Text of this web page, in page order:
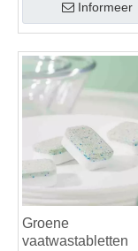
Informeer
Groene
vaatwastabletten